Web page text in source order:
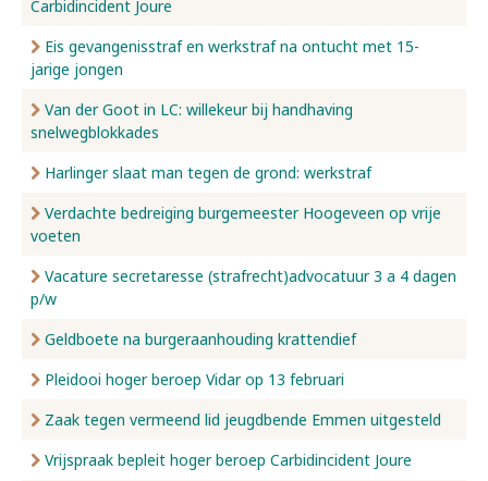
Carbidincident Joure
Eis gevangenisstraf en werkstraf na ontucht met 15-
jarige jongen
Van der Goot in LC: willekeur bij handhaving
snelwegblokkades
Harlinger slaat man tegen de grond: werkstraf
Verdachte bedreiging burgemeester Hoogeveen op vrije
voeten
Vacature secretaresse (strafrecht)advocatuur 3 a 4 dagen
p/w
Geldboete na burgeraanhouding krattendief
Pleidooi hoger beroep Vidar op 13 februari
Zaak tegen vermeend lid jeugdbende Emmen uitgesteld
Vrijspraak bepleit hoger beroep Carbidincident Joure